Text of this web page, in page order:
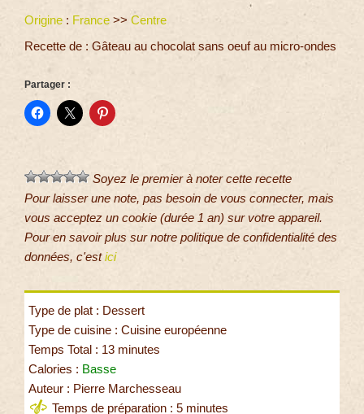
Origine : France >> Centre
Recette de : Gâteau au chocolat sans oeuf au micro-ondes
Partager :
Soyez le premier à noter cette recette
Pour laisser une note, pas besoin de vous connecter, mais
vous acceptez un cookie (durée 1 an) sur votre appareil.
Pour en savoir plus sur notre politique de confidentialité des
données, c'estici
Type de plat : Dessert
Type de cuisine : Cuisine européenne
Temps Total : 13 minutes
Calories : Basse
Auteur : Pierre Marchesseau
Temps de préparation : 5 minutes